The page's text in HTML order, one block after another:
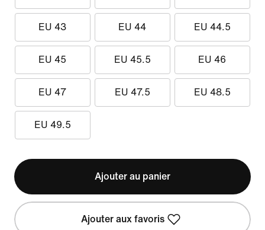
EU 43 EU 44 EU 44.5
EU 45 EU 45.5 EU 46
EU 47 EU 47.5 EU 48.5
EU 49.5
Ajouter au panier
Ajouter aux favoris